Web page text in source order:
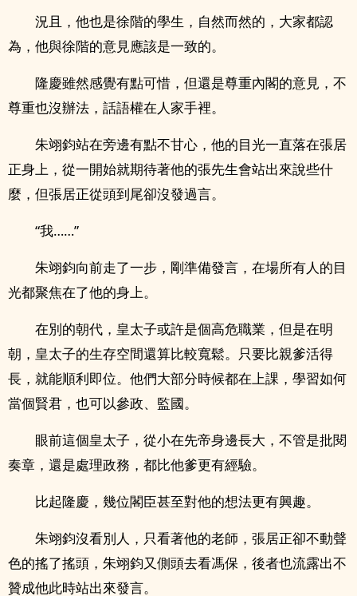
況且，他也是徐階的學生，自然而然的，大家都認
為，他與徐階的意見應該是一致的。
隆慶雖然感覺有點可惜，但還是尊重內閣的意見，不
尊重也沒辦法，話語權在人家手裡。
朱翊鈞站在旁邊有點不甘心，他的目光一直落在張居
正身上，從一開始就期待著他的張先生會站出來說些什
麼，但張居正從頭到尾卻沒發過言。
“我……”
朱翊鈞向前走了一步，剛準備發言，在場所有人的目
光都聚焦在了他的身上。
在別的朝代，皇太子或許是個高危職業，但是在明
朝，皇太子的生存空間還算比較寬鬆。只要比親爹活得
長，就能順利即位。他們大部分時候都在上課，學習如何
當個賢君，也可以參政、監國。
眼前這個皇太子，從小在先帝身邊長大，不管是批閱
奏章，還是處理政務，都比他爹更有經驗。
比起隆慶，幾位閣臣甚至對他的想法更有興趣。
朱翊鈞沒看別人，只看著他的老師，張居正卻不動聲
色的搖了搖頭，朱翊鈞又側頭去看馮保，後者也流露出不
贊成他此時站出來發言。